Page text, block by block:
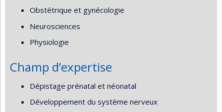
Obstétrique et gynécologie
Neurosciences
Physiologie
Champ d’expertise
Dépistage prénatal et néonatal
Développement du système nerveux